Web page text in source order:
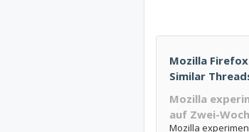
Mozilla
Similar
Mozilla
auf Zwei-
Mozilla